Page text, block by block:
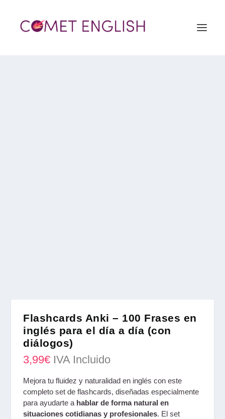
Flashcards Anki – 100 Frases en
inglés para el día a día (con
diálogos)
3,99€ IVA Incluido
Mejora tu fluidez y naturalidad en inglés con este
completo set de flashcards, diseñadas especialmente
para ayudarte a hablar de forma natural en
situaciones cotidianas y profesionales. El set